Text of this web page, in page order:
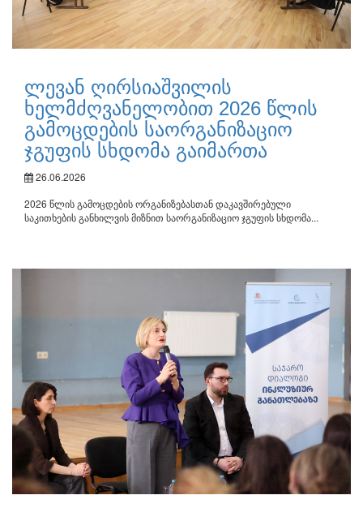
ლევან ღირსიაშვილის
ხელმძღვანელობით 2026 წლის
გამოცდების საორგანიზაციო
ჯგუფის სხდომა გაიმართა
26.06.2026
2026 წლის გამოცდების ორგანიზებასთან დაკავშირებული
საკითხების განხილვის მიზნით საორგანიზაციო ჯგუფის სხდომა...